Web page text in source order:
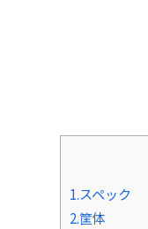
1.スペック
2.筐体